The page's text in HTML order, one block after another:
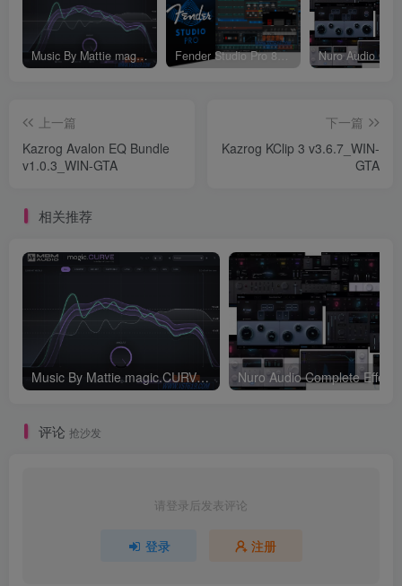
Music By Mattie magic.CURVE v1.0.2-WIN Fender Studio Pro 8 v8.1.1_WIN-R2R（2026.07.17更新）
上一篇
Kazrog Avalon EQ Bundle
v1.0.3_WIN-GTA
下一篇
Kazrog KClip 3 v3.6.7_WIN-
GTA
相关推荐
Music By Mattie magic.CURVE v1.0.2-WIN
评论 抢沙发
请登录后发表评论
登录 注册